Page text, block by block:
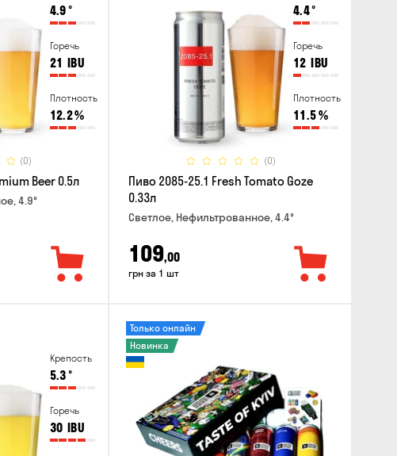
4.9°
Горечь
21 IBU
Плотность
12.2%
(0)
Beer 0.5л
4.9°
4.4°
Горечь
12 IBU
Плотность
11.5%
(0)
Пиво 2085-25.1 Fresh Tomato Goze
0.33л
Светлое, Нефильтрованное, 4.4°
109,00
грн за 1 шт
Крепость
5.3°
Горечь
30 IBU
Только онлайн
Новинка